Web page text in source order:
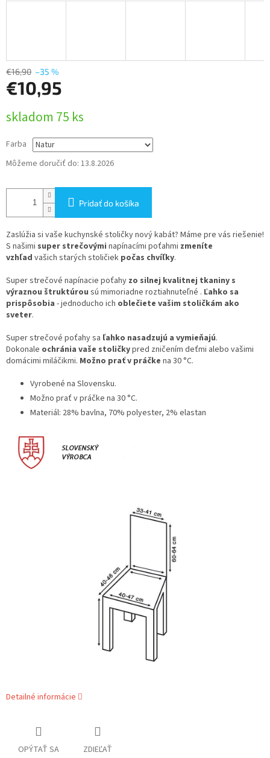
€16,90 –35 %
€10,95
cena:
skladom 75 ks
Farba
Môžeme doručiť do: 13.8.2026
Pridať do košíka
Zaslúžia si vaše kuchynské stoličky nový kabát? Máme pre vás riešenie!
S našimi super strečovými napínacími poťahmi zmeníte
vzhľad vašich starých stoličiek počas chvíľky.
Super strečové napínacie poťahy zo silnej kvalitnej tkaniny s
výraznou štruktúrou sú mimoriadne roztiahnuteľné . Ľahko sa
prispôsobia - jednoducho ich oblečiete vašim stoličkám ako
sveter.
Super strečové poťahy sa ľahko nasadzujú a vymieňajú.
Dokonale ochránia vaše stoličkypred zničením deťmi alebo vašimi
domácimi miláčikmi. Možno prať v práčke na 30 °C.
Vyrobené na Slovensku.
Možno prať v práčke na 30 °C.
Materiál: 28% bavlna, 70% polyester, 2% elastan
Detailné informácie
OPÝTAŤ SA ZDIEĽAŤ